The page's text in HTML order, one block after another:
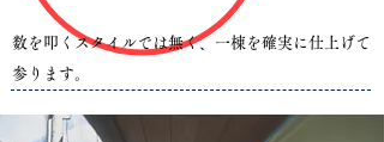
​数を叩くスタイルでは無く、一棟を確実に仕上げて
参ります。